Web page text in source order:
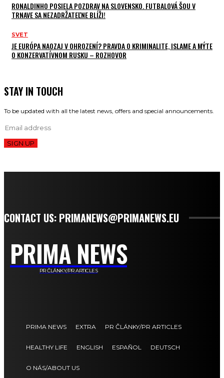
RONALDINHO POSIELA POZDRAV NA SLOVENSKO. FUTBALOVÁ ŠOU V
TRNAVE SA NEZADRŽATEĽNE BLÍŽI!
SVET
JE EURÓPA NAOZAJ V OHROZENÍ? PRAVDA O KRIMINALITE, ISLAME A MÝTE
O KONZERVATÍVNOM RUSKU – ROZHOVOR
STAY IN TOUCH
To be updated with all the latest news, offers and special announcements.
SIGN UP
CONTACT US: PRIMANEWS@PRIMANEWS.EU
PRIMA NEWS
PR ČLÁNKY/PR ARTICLES
PRIMA NEWS EXTRA PR ČLÁNKY/PR ARTICLES
HEALTHY LIFE ENGLISH ESPAÑOL DEUTSCH
O NÁS/ABOUT US